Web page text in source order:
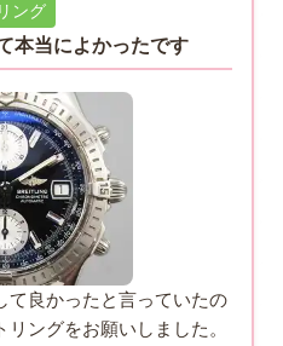
ング
本当によかったです
て良かったと言っていたの
ングをお願いしました。